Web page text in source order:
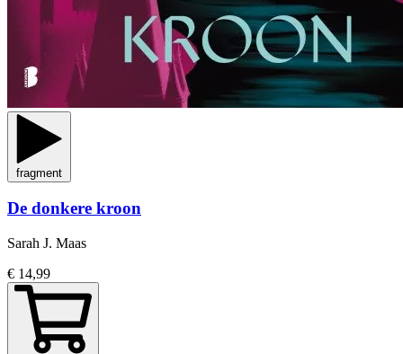
fragment
De donkere kroon
Sarah J. Maas
€ 14,99